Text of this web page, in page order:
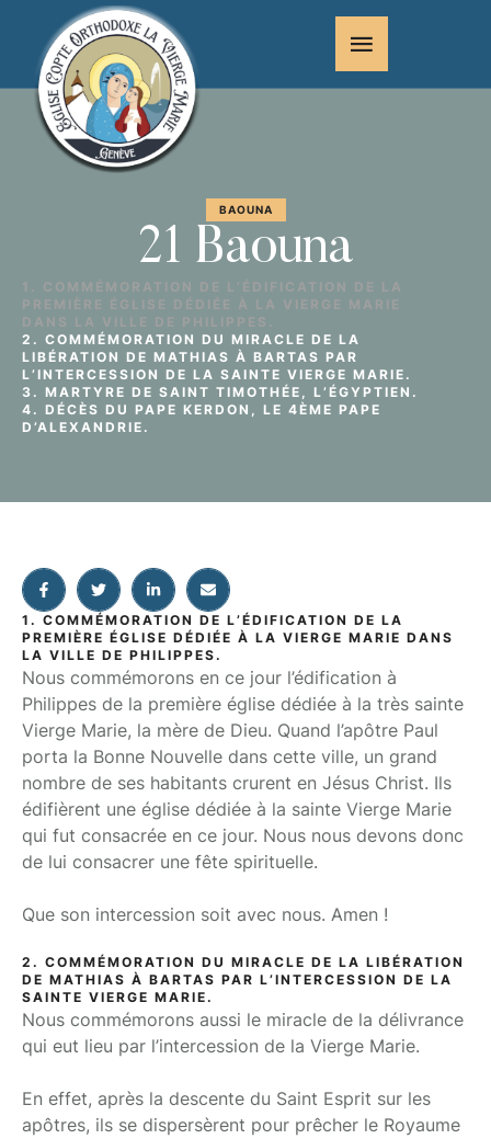
BAOUNA
21 Baouna
1. COMMÉMORATION DE L’ÉDIFICATION DE LA
PREMIÈRE ÉGLISE DÉDIÉE À LA VIERGE MARIE
DANS LA VILLE DE PHILIPPES.
2. COMMÉMORATION DU MIRACLE DE LA
LIBÉRATION DE MATHIAS À BARTAS PAR
L’INTERCESSION DE LA SAINTE VIERGE MARIE.
3. MARTYRE DE SAINT TIMOTHÉE, L’ÉGYPTIEN.
4. DÉCÈS DU PAPE KERDON, LE 4ÈME PAPE
D’ALEXANDRIE.
1. COMMÉMORATION DE L’ÉDIFICATION DE LA
PREMIÈRE ÉGLISE DÉDIÉE À LA VIERGE MARIE DANS
LA VILLE DE PHILIPPES.
Nous commémorons en ce jour l’édification à
Philippes de la première église dédiée à la très sainte
Vierge Marie, la mère de Dieu. Quand l’apôtre Paul
porta la Bonne Nouvelle dans cette ville, un grand
nombre de ses habitants crurent en Jésus Christ. Ils
édifièrent une église dédiée à la sainte Vierge Marie
qui fut consacrée en ce jour. Nous nous devons donc
de lui consacrer une fête spirituelle.
Que son intercession soit avec nous. Amen !
2. COMMÉMORATION DU MIRACLE DE LA LIBÉRATION
DE MATHIAS À BARTAS PAR L’INTERCESSION DE LA
SAINTE VIERGE MARIE.
Nous commémorons aussi le miracle de la délivrance
qui eut lieu par l’intercession de la Vierge Marie.
En effet, après la descente du Saint Esprit sur les
apôtres, ils se dispersèrent pour prêcher le Royaume